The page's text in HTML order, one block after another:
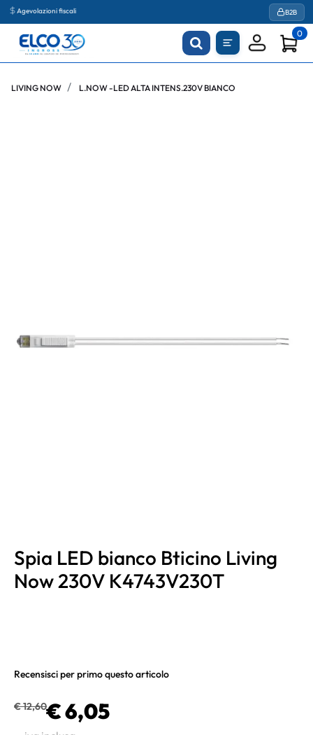
Agevolazioni fiscali B2B
0
LIVING NOW L.NOW -LED ALTA INTENS.230V BIANCO
Spia LED bianco Bticino Living
Now 230V K4743V230T
Recensisci per primo questo articolo
€ 12,60€ 6,05